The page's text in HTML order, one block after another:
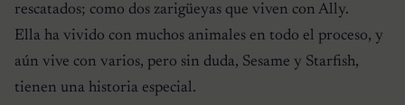
rescatados; como dos zarigüeyas que viven con Ally.
Ella ha vivido con muchos animales en todo el proceso, y
aún vive con varios, pero sin duda, Sesame y Starfish,
tienen una historia especial.